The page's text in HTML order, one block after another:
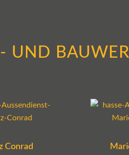
UND
Conrad